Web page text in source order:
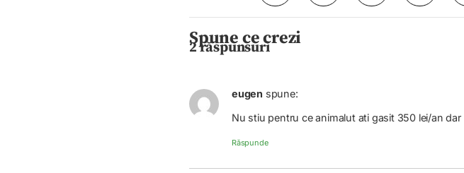
Spune ce crezi
2 răspunsuri
eugen spune:
Nu stiu pentru ce animalut ati gasit 350 lei/an
Răspunde